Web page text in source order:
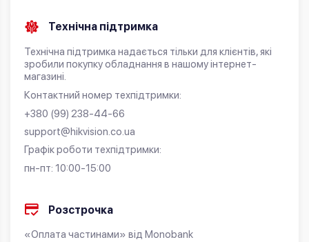
Технічна підтримка
Технічна підтримка надається тільки для клієнтів, які
зробили покупку обладнання в нашому інтернет-
магазині.
Контактний номер техпідтримки:
+380 (99) 238-44-66
support@hikvision.co.ua
Графік роботи техпідтримки:
пн-пт: 10:00-15:00
Розстрочка
«Оплата частинами» від Monobank